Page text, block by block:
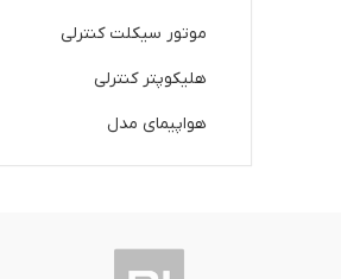
موتور سیکلت کنترلی
هلیکوپتر کنترلی
هواپیمای مدل